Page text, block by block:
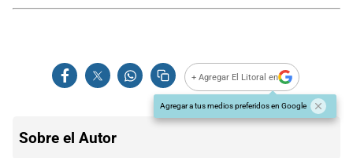
+ Agregar El Litoral en
Agregar a tus medios preferidos en Google
Sobre el Autor